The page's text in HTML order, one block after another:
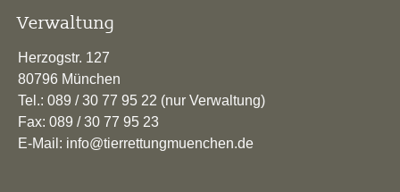
Verwaltung
Herzogstr. 127
80796 München
Tel.: 089 / 30 77 95 22 (nur Verwaltung)
Fax: 089 / 30 77 95 23
E-Mail: info@tierrettungmuenchen.de